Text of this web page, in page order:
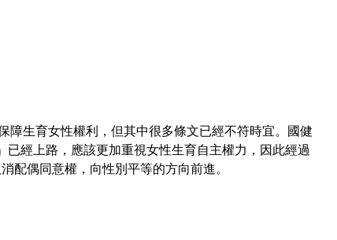
生育女性權利，但其中很多條文已經不符時宜。國健
經上路，應該更加重視女性生育自主權力，因此經過
配偶同意權，向性別平等的方向前進。